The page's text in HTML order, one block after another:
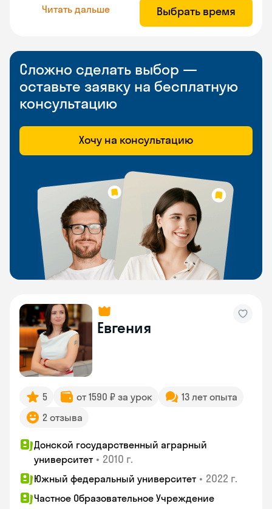
Читать дальше Выбрать время
Сложно сделать выбор —
оставьте заявку на бесплатную
консультацию
Хочу на консультацию
Евгения
5 от 1590 ₽ за урок
13 лет опыта
2 отзыва
Донской государственный аграрный
университет • 2010 г.
Южный федеральный университет • 2022 г.
Частное Образовательное Учреждение